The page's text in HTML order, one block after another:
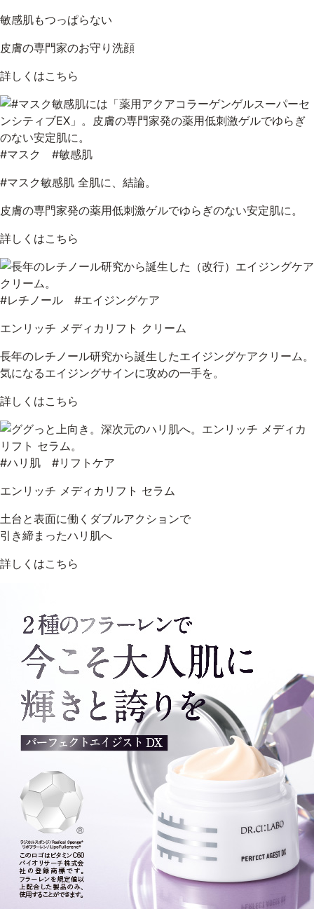
敏感肌もつっぱらない
皮膚の専門家のお守り洗顔
詳しくはこちら
#マスク #敏感肌
#マスク敏感肌 全肌に、結論。
皮膚の専門家発の薬用低刺激ゲルでゆらぎのない安定肌に。
詳しくはこちら
#レチノール #エイジングケア
エンリッチ メディカリフト クリーム
長年のレチノール研究から誕生したエイジングケアクリーム。
気になるエイジングサインに攻めの一手を。
詳しくはこちら
#ハリ肌 #リフトケア
エンリッチ メディカリフト セラム
土台と表面に働くダブルアクションで
引き締まったハリ肌へ
詳しくはこちら